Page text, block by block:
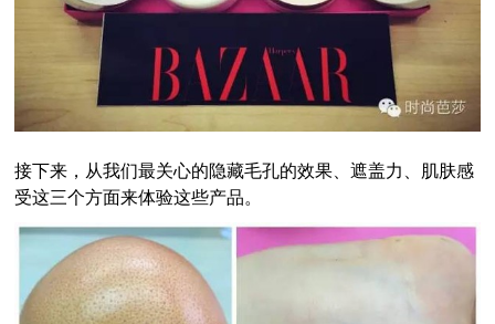
接下来，从我们最关心的隐藏毛孔的效果、遮盖力、肌肤感
受这三个方面来体验这些产品。